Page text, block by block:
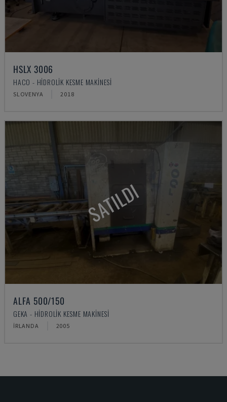
HSLX 3006
HACO - HIDROLIK KESME MAKINESI
SLOVENYA 2018
SATILDI
ALFA 500/150
GEKA - HIDROLIK KESME MAKINESI
İRLANDA 2005